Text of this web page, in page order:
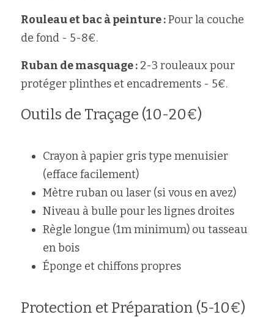
Rouleau et bac à peinture : Pour la couche
de fond - 5-8€.
Ruban de masquage : 2-3 rouleaux pour
protéger plinthes et encadrements - 5€.
Outils de Traçage (10-20€)
Crayon à papier gris type menuisier
(efface facilement)
Mètre ruban ou laser (si vous en avez)
Niveau à bulle pour les lignes droites
Règle longue (1m minimum) ou tasseau
en bois
Éponge et chiffons propres
Protection et Préparation (5-10€)